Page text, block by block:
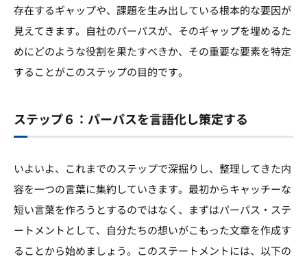
存在するギャップや、課題を生み出している根本的な要因が
見えてきます。自社のパーパスが、そのギャップを埋めるた
めにどのような役割を果たすべきか、その重要な要素を特定
することがこのステップの目的です。
ステップ６：パーパスを言語化し策定する
いよいよ、これまでのステップで深掘りし、整理してきた内
容を一つの言葉に集約していきます。最初からキャッチーな
短い言葉を作ろうとするのではなく、まずはパーパス・ステ
ートメントとして、自分たちの想いがこもった文章を作成す
ることから始めましょう。このステートメントには、以下の